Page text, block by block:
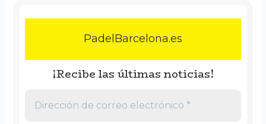
PadelBarcelona.es
¡Recibe las últimas noticias!